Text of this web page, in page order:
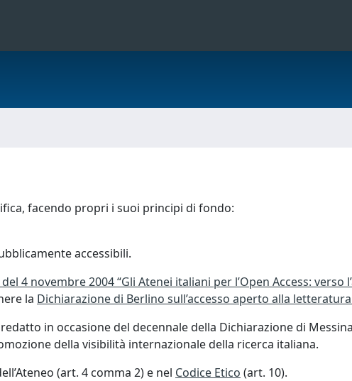
facendo propri i suoi principi di fondo:
accessibili.
4 novembre 2004 “Gli Atenei italiani per l’Open Access: verso
la Dichiarazione di Berlino sull’accesso aperto alla
in occasione del decennale della Dichiarazione di
della visibilità internazionale della ricerca italiana.
(art. 4 comma 2) e nel Codice Etico (art. 10).